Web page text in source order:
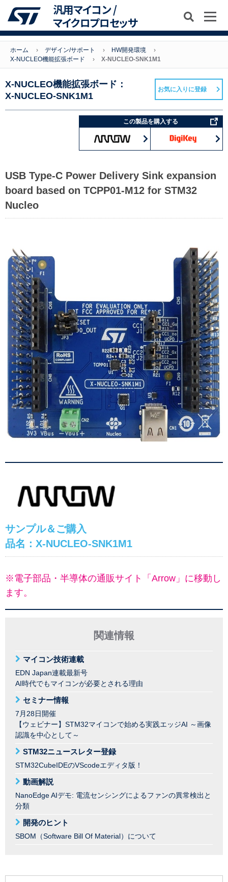
汎用マイコン /
マイクロプロセッサ
ホーム デザイン/サポート
HW開発環境
X-NUCLEO機能拡張ボード
X-NUCLEO-SNK1M1
X-NUCLEO機能拡張ボード：
X-NUCLEO-SNK1M1
この製品を購入する
お気に入りに登録
USB Type-C Power Delivery Sink expansion
board based on TCPP01-M12 for STM32
Nucleo
サンプル＆ご購入
品名：X-NUCLEO-SNK1M1
※電子部品・半導体の通販サイト「Arrow」に移動し
ます。
関連情報
マイコン技術連載
EDN Japan連載最新号
AI時代でもマイコンが必要とされる理由
セミナー情報
7月28日開催
【ウェビナー】STM32マイコンで始める実践エッジAI ～画像
認識を中心として～
STM32ニュースレター登録
STM32CubeIDEのVScodeエディタ版！
動画解説
NanoEdge AIデモ: 電流センシングによるファンの異常検出と
分類
開発のヒント
SBOM（Software Bill Of Material）について